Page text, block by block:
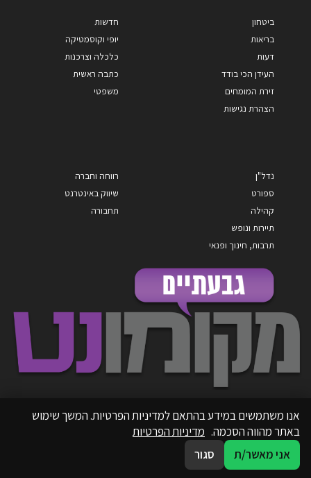
ביטחון
בריאות
דעות
העידן הכי בודד
זירת המומחים
הצהרת נגישות
חדשות
יופי וקוסמטיקה
כלכלה וצרכנות
כתבה ראשית
משפטי
נדל"ן
ספורט
קהילה
תיירות ונופש
תרבות, חינוך ופנאי
רווחה וחברה
שיווק באינטרנט
תחבורה
אנו משתמשים במידע בהתאם למדיניות הפרטיות. המשך שימוש
באתר מהווה הסכמה. מדיניות הפרטיות
אני מאשר/ת
סגור